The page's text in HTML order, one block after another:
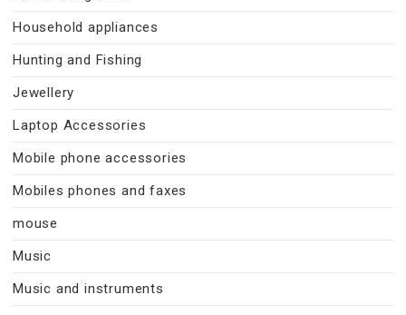
Household appliances
Hunting and Fishing
Jewellery
Laptop Accessories
Mobile phone accessories
Mobiles phones and faxes
mouse
Music
Music and instruments